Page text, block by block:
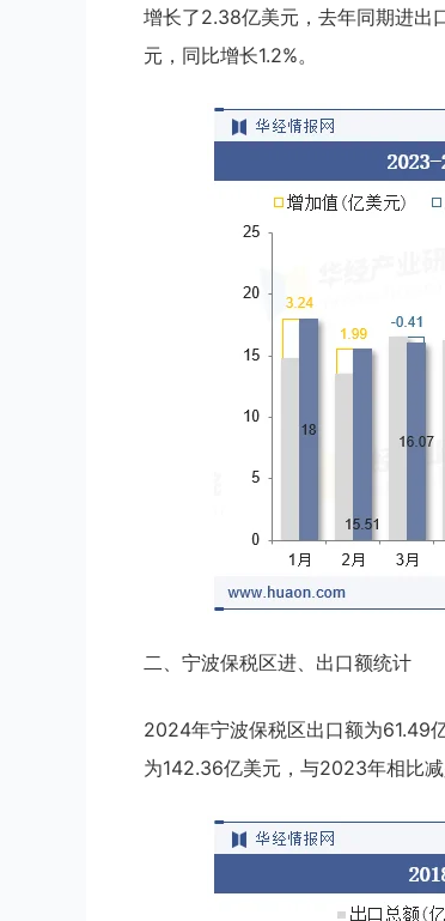
增长了2.38亿美元，去年同期进出
元，同比增长1.2%。
二、宁波保税区进、出口额统计
2024年宁波保税区出口额为61.49
为142.36亿美元，与2023年相比